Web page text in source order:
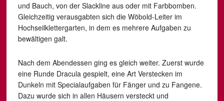
und Bauch, von der Slackline aus oder mit Farbbomben.
Gleichzeitig verausgabten sich die Wöbold-Leiter im
Hochseilklettergarten, in dem es mehrere Aufgaben zu
bewältigen galt.
Nach dem Abendessen ging es gleich weiter. Zuerst wurde
eine Runde Dracula gespielt, eine Art Verstecken im
Dunkeln mit Specialaufgaben für Fänger und zu Fangene.
Dazu wurde sich in allen Häusern versteckt und